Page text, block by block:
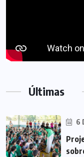
Últimas
6